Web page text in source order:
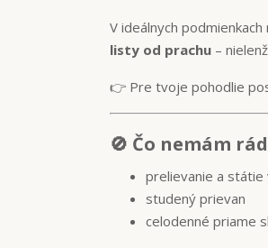
V ideálnych
listy od prachu –
👉 Pre tvoje pohodlie
🚫 Čo nemám rád
prelievanie a státie
studený prievan
celodenné priame